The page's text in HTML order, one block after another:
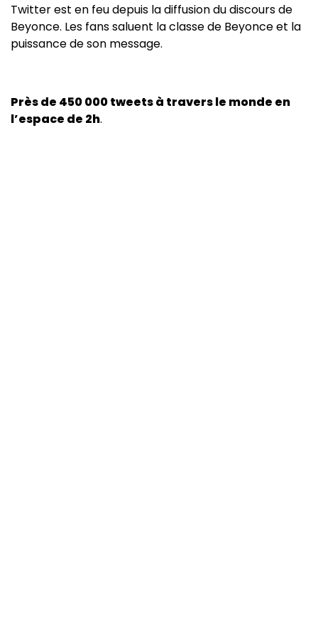
Twitter est en feu depuis la diffusion du discours de
Beyonce. Les fans saluent la classe de Beyonce et la
puissance de son message.
Près de 450 000 tweets à travers le monde en
l’espace de 2h.